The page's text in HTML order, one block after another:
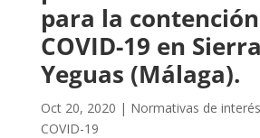
para la
COVID-19 en
Yeguas (Málaga).
Oct 20, 2020 | Normativas de interés
COVID-19